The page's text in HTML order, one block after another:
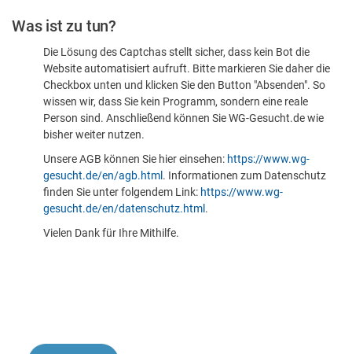
sind
Was ist zu tun?
Die Lösung des Captchas stellt sicher, dass kein Bot die
Website automatisiert aufruft. Bitte markieren Sie daher die
Checkbox unten und klicken Sie den Button "Absenden". So
wissen wir, dass Sie kein Programm, sondern eine reale
Person sind. Anschließend können Sie WG-Gesucht.de wie
bisher weiter nutzen.
Unsere AGB können Sie hier einsehen: https://www.wg-
gesucht.de/en/agb.html . Informationen zum Datenschutz
finden Sie unter folgendem Link: https://www.wg-
gesucht.de/en/datenschutz.html .
Vielen Dank für Ihre Mithilfe.